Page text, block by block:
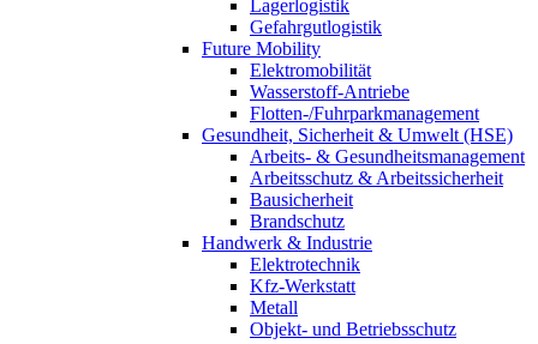
Lagerlogistik
Gefahrgutlogistik
Future Mobility
Elektromobilität
Wasserstoff-Antriebe
Flotten-/Fuhrparkmanagement
Gesundheit, Sicherheit & Umwelt (HSE)
Arbeits- & Gesundheitsmanagement
Arbeitsschutz & Arbeitssicherheit
Bausicherheit
Brandschutz
Handwerk & Industrie
Elektrotechnik
Kfz-Werkstatt
Metall
Objekt- und Betriebsschutz